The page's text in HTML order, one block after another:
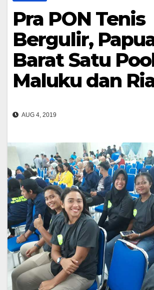
Pra PON Tenis
Bergulir,
Barat Satu
Maluku dan
AUG 4, 2019